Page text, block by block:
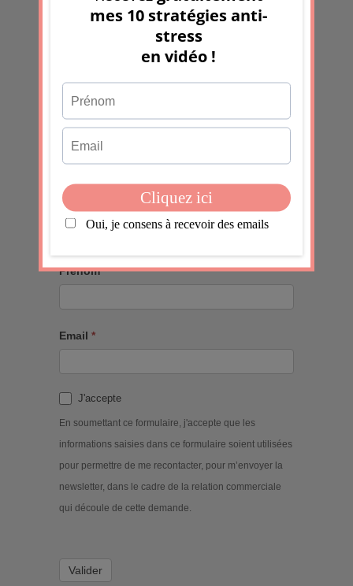
Et si votre frustration n’était pas le
problème, mais le message ?
Sans électricité pendant 6 jours :
inattendu
Quand le monde pèse trop :
comprendre et protéger sa sensibilité
blog !
Prénom
Email *
J'accepte
En soumettant ce formulaire, j'accepte que les
informations saisies dans ce formulaire soient utilisées
pour permettre de me recontacter, pour m’envoyer la
newsletter, dans le cadre de la relation commerciale
qui découle de cette demande.
Valider